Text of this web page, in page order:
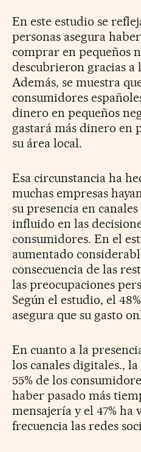
En este estudio se
personas asegura
comprar en pequeños
descubrieron gracias a
Además, se muestra
consumidores
dinero en pequeños
gastará más dinero en
su área local.
Esa circunstancia ha
muchas empresas
su presencia en
influido en las
consumidores. En el
aumentado
consecuencia de las
las preocupaciones
Según el estudio, el
asegura que su gasto
En cuanto a la
los canales digitales.,
55% de los
haber pasado más
mensajería y el 47% ha
frecuencia las redes